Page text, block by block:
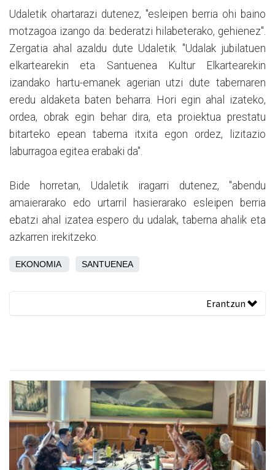
Udaletik ohartarazi dutenez, "esleipen berria ohi baino
motzagoa izango da: bederatzi hilabeterako, gehienez".
Zergatia ahal azaldu dute Udaletik. "Udalak jubilatuen
elkartearekin eta Santuenea Kultur Elkartearekin
izandako hartu-emanek agerian utzi dute tabernaren
eredu aldaketa baten beharra. Hori egin ahal izateko,
ordea, obrak egin behar dira, eta proiektua prestatu
bitarteko epean taberna itxita egon ordez, lizitazio
laburragoa egitea erabaki da".
Bide horretan, Udaletik iragarri dutenez, "abendu
amaierarako edo urtarril hasierarako esleipen berria
ebatzi ahal izatea espero du udalak, taberna ahalik eta
azkarren irekitzeko.
EKONOMIA SANTUENEA
Erantzun